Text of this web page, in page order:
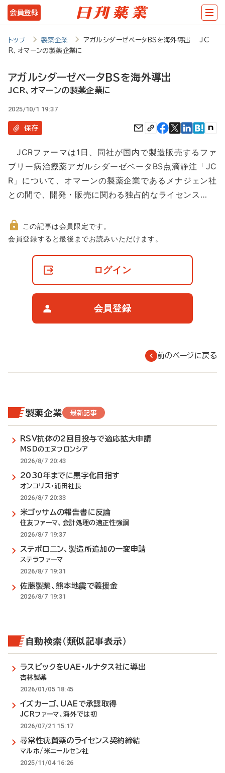
メ
イ
ン
ツ
に
会員登録
トップ 製薬企業
アガルシダーゼベータBSを海外導出 JC
R、オマーンの製薬企業に
アガルシダーゼベータBSを海外導出
JCR、オマーンの製薬企業に
2025/10/1 19:37
保存
JCRファーマは1日、同社が国内で製造販売するファ
ブリー病治療薬アガルシダーゼベータBS点滴静注「JC
R」について、オマーンの製薬企業であるメナジェン社
との間で、開発・販売に関わる独占的なライセンス…
非
この記事は会員限定です。
会員登録すると最後までお読みいただけます。
ログイン
会員登録
前のページに戻る
製薬企業 最新記事
RSV抗体の2回目投与で適応拡大申請
MSDのエヌフロンシア
2026/8/7 20:43
2030年までに黒字化目指す
オンコリス・浦田社長
2026/8/7 20:33
米ゴッサムの報告書に反論
住友ファーマ、会計処理の適正性強調
2026/8/7 19:37
ステボロニン、製造所追加の一変申請
ステラファーマ
2026/8/7 19:31
佐藤製薬、熊本地震で義援金
2026/8/7 19:31
自動検索（類似記事表示）
ラスビックをUAE・ルナタス社に導出
杏林製薬
2026/01/05 18:45
イズカーゴ、UAEで承認取得
JCRファーマ、海外では初
2026/07/21 15:17
尋常性疣贅薬のライセンス契約締結
マルホ/米ニールセン社
2025/11/04 16:26